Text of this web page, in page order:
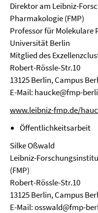
Direktor am Leibniz-
Pharmakologie (FMP)
Professor für Molekulare
Universität Berlin
Mitglied des
Robert-Rössle-Str.10
13125 Berlin, Campus
E-Mail: haucke@fmp-
www.leibniz-fmp.de/
Öffentlichkeitsarbeit
Silke Oßwald
Leibniz-
(FMP)
Robert-Rössle-Str.10
13125 Berlin, Campus
E-Mail: osswald@fmp-